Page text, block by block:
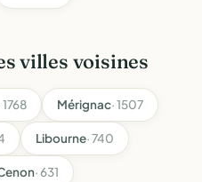
villes voisines
1768 Mérignac· 1507
Libourne· 740
· 631